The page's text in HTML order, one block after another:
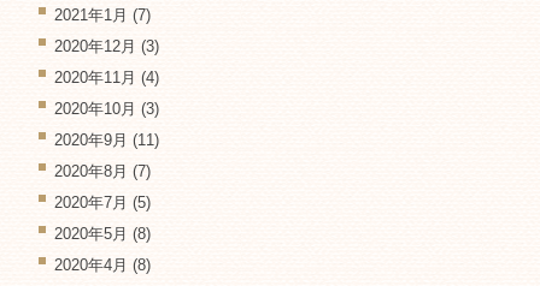
2021年1月 (7)
2020年12月 (3)
2020年11月 (4)
2020年10月 (3)
2020年9月 (11)
2020年8月 (7)
2020年7月 (5)
2020年5月 (8)
2020年4月 (8)